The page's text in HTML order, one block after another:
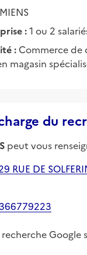
:1 ou 2
: Commerce de
magasin
du
peut vous
RUE DE
Google